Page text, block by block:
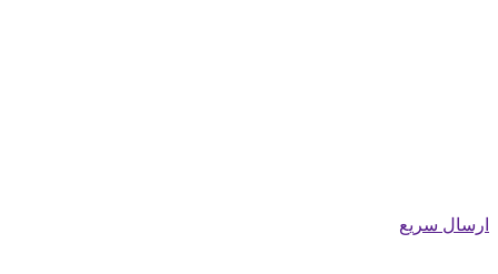
ارسال سریع